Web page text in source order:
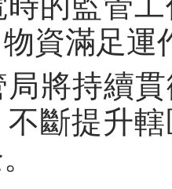
資滿足運
持續貫徹
斷提升